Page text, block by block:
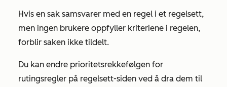
Hvis en sak samsvarer med en regel i et regelsett,
men ingen brukere oppfyller kriteriene i regelen,
forblir saken ikke tildelt.
Du kan endre prioritetsrekkefølgen for
rutingsregler på regelsett-siden ved å dra dem til